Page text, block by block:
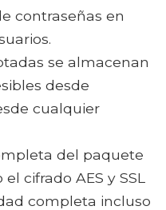
contraseñas en
se almacenan
desde
cualquier
del paquete
cifrado AES y SSL
completa incluso